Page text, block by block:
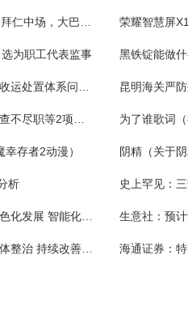
荣耀智慧屏
为职工代表监事 黑铁锭能做
昆明海关严
为了谁歌词
存者2动漫） 阴精（关于
析
生意社：预